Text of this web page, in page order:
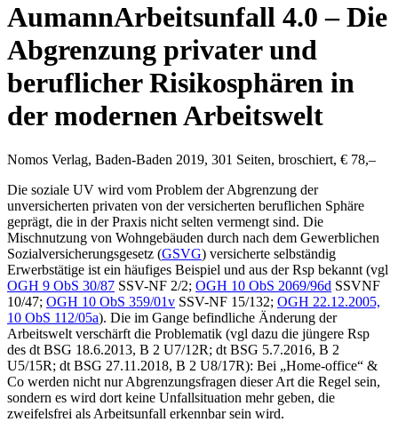
AumannArbeitsunfall 4.0 – Die
Abgrenzung privater und
beruflicher Risikosphären in
der modernen Arbeitswelt
Nomos Verlag, Baden-Baden 2019, 301 Seiten, broschiert, € 78,–
Die soziale UV wird vom Problem der Abgrenzung der
unversicherten privaten von der versicherten beruflichen Sphäre
geprägt, die in der Praxis nicht selten vermengt sind. Die
Mischnutzung von Wohngebäuden durch nach dem Gewerblichen
Sozialversicherungsgesetz (GSVG) versicherte selbständig
Erwerbstätige ist ein häufiges Beispiel und aus der Rsp bekannt (vgl
OGH 9 ObS 30/87 SSV-NF 2/2; OGH 10 ObS 2069/96d SSVNF
10/47; OGH 10 ObS 359/01v SSV-NF 15/132; OGH 22.12.2005,
10 ObS 112/05a). Die im Gange befindliche Änderung der
Arbeitswelt verschärft die Problematik (vgl dazu die jüngere Rsp
des dt BSG 18.6.2013, B 2 U7/12R; dt BSG 5.7.2016, B 2
U5/15R; dt BSG 27.11.2018, B 2 U8/17R): Bei „Home-office“ &
Co werden nicht nur Abgrenzungsfragen dieser Art die Regel sein,
sondern es wird dort keine Unfallsituation mehr geben, die
zweifelsfrei als Arbeitsunfall erkennbar sein wird.